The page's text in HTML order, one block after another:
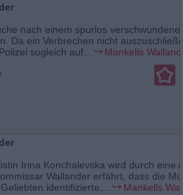
nach einem spurlos
Da ein Verbrechen nicht
sogleich auf...
Mankells
Irina Konchalevska wird durch eine
Wallander erfährt, dass die
identifizierte,...
Mankells